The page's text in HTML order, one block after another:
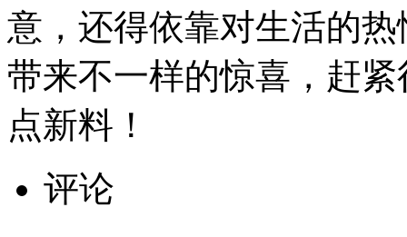
意，还得依靠对生活的
带来不一样的惊喜，赶
点新料！
评论